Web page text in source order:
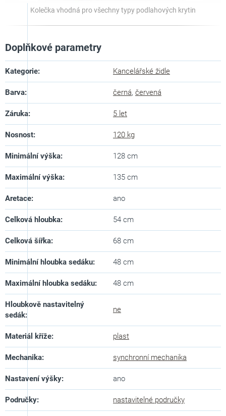
Kolečka vhodná pro všechny typy podlahových krytin
Doplňkové parametry
Kategorie: Kancelářské židle
Barva: černá, červená
Záruka: 5 let
Nosnost: 120 kg
Minimální výška: 128 cm
Maximální výška: 135 cm
Aretace: ano
Celková hloubka: 54 cm
Celková šířka: 68 cm
Minimální hloubka sedáku: 48 cm
Maximální hloubka sedáku: 48 cm
Hloubkově nastavitelný
sedák:
ne
Materiál kříže: plast
Mechanika: synchronní mechanika
Nastavení výšky: ano
Područky: nastavitelné područky